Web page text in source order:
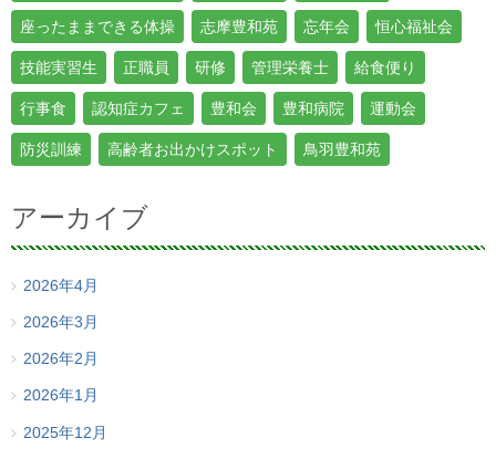
座ったままできる体操 志摩豊和苑 忘年会 恒心福祉会
技能実習生 正職員 研修 管理栄養士 給食便り
行事食 認知症カフェ 豊和会 豊和病院 運動会
防災訓練 高齢者お出かけスポット 鳥羽豊和苑
アーカイブ
2026年4月
2026年3月
2026年2月
2026年1月
2025年12月